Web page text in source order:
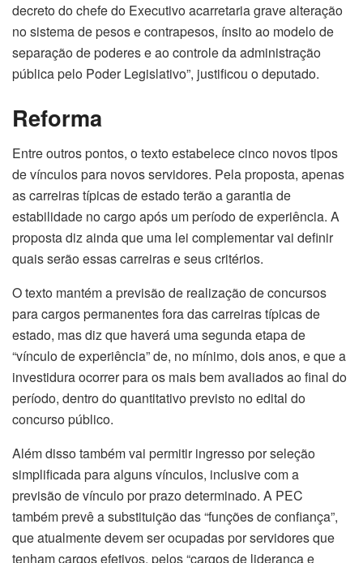
decreto do chefe do Executivo acarretaria grave alteração
no sistema de pesos e contrapesos, ínsito ao modelo de
separação de poderes e ao controle da administração
pública pelo Poder Legislativo”, justificou o deputado.
Reforma
Entre outros pontos, o texto estabelece cinco novos tipos
de vínculos para novos servidores. Pela proposta, apenas
as carreiras típicas de estado terão a garantia de
estabilidade no cargo após um período de experiência. A
proposta diz ainda que uma lei complementar vai definir
quais serão essas carreiras e seus critérios.
O texto mantém a previsão de realização de concursos
para cargos permanentes fora das carreiras típicas de
estado, mas diz que haverá uma segunda etapa de
“vínculo de experiência” de, no mínimo, dois anos, e que a
investidura ocorrer para os mais bem avaliados ao final do
período, dentro do quantitativo previsto no edital do
concurso público.
Além disso também vai permitir ingresso por seleção
simplificada para alguns vínculos, inclusive com a
previsão de vínculo por prazo determinado. A PEC
também prevê a substituição das “funções de confiança”,
que atualmente devem ser ocupadas por servidores que
tenham cargos efetivos, pelos “cargos de liderança e